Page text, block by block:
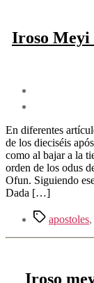
Iroso Meyi
En diferentes
de los dieciséis
como al bajar a la
orden de los odus
Ofun. Siguiendo
Dada […]
Etiquetas
apostoles,
Iroso